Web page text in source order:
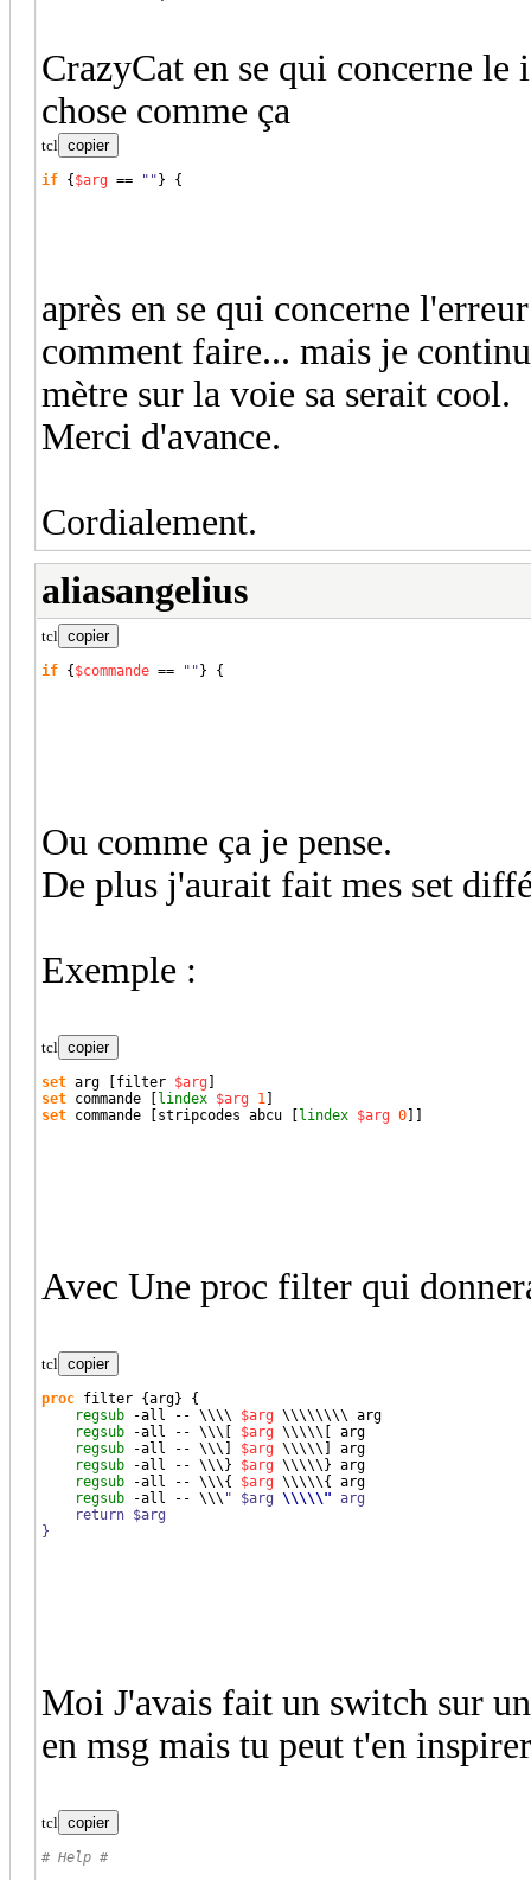
CrazyCat en se qui concerne le
chose comme ça
tcl copier
if {$arg == ""} {
après en se qui concerne
comment faire... mais je
mètre sur la voie sa serait cool.
Merci d'avance.
Cordialement.
aliasangelius
tcl copier
if {$commande == ""} {
Ou comme ça je pense.
De plus j'aurait fait mes set
Exemple :
tcl copier
set arg [filter $arg ]
set commande [lindex $arg 1]
set commande [stripcodes abcu [lindex $arg 0] ]
Avec Une proc filter qui
tcl copier
proc filter {arg}
{
regsub -all -- \\\\ $arg \\\\\\\\ arg
regsub -all -- \\\ [ $arg \\\\\ [ arg
regsub -all -- \\\ ] $arg \\\\\ ]
arg
regsub -all -- \\\} $arg \\\\\} arg
regsub -all -- \\\{ $arg \\\\\{ arg
regsub -all -- \\\ " $arg \\\\\" arg
    return $arg
}
Moi J'avais fait un switch sur
en msg mais tu peut t'en
tcl copier
# Help #